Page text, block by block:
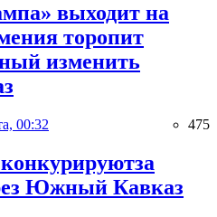
выходит на
торопит
изменить
00:32 475
Южный Кавказ